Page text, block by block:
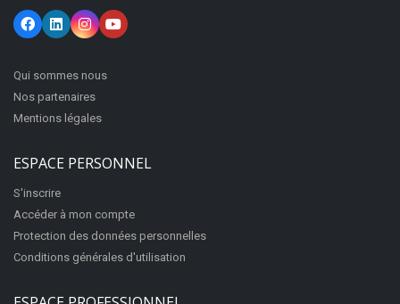
Qui sommes nous
Nos partenaires
Mentions légales
ESPACE PERSONNEL
S'inscrire
Accéder à mon compte
Protection des données personnelles
Conditions générales d'utilisation